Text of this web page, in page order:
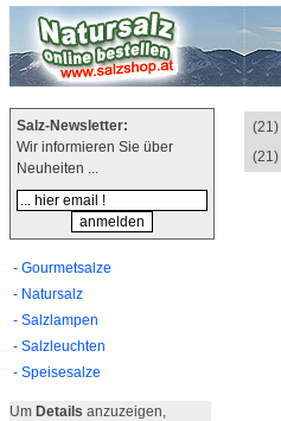
Salz-Newsletter:
Wir informieren Sie über
Neuheiten ...
- Gourmetsalze
- Natursalz
- Salzlampen
- Salzleuchten
- Speisesalze
Um Details anzuzeigen,
(21)
(21)